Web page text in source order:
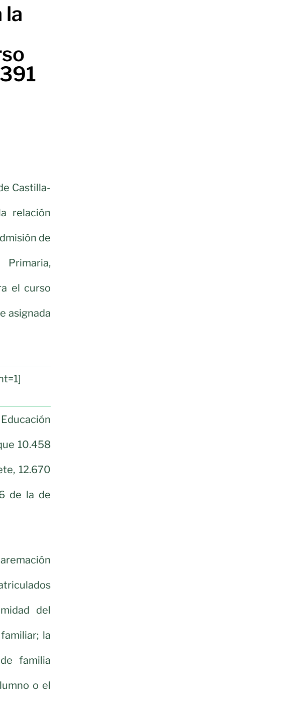
la
Castilla-
relación
de
el curso
asignada
10.458
12.670
de la de
del
la
familia
o el